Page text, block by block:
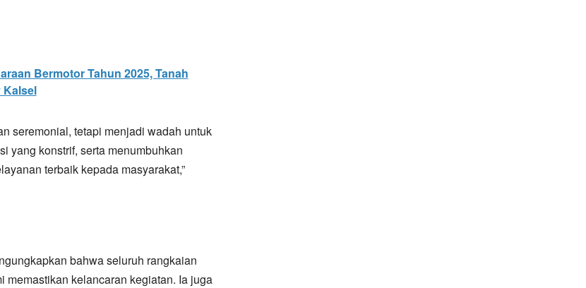
Bermotor Tahun 2025, Tanah
Kalsel
seremonial, tetapi menjadi wadah untuk
yang konstrif, serta menumbuhkan
terbaik kepada masyarakat,”
bahwa seluruh rangkaian
kelancaran kegiatan. Ia juga